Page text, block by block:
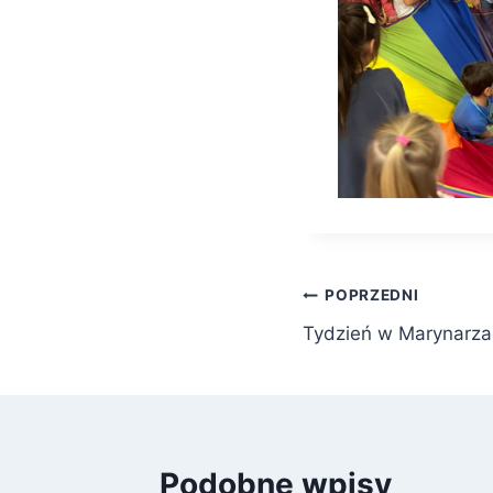
Nawigacja
wpisu
POPRZEDNI
Tydzień w
Podobne wpisy